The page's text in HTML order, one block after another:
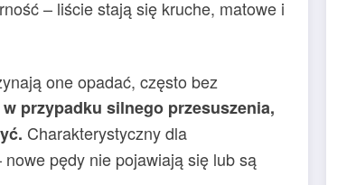
– liście stają się kruche, matowe i
one opadać, często bez
przypadku silnego przesuszenia,
Charakterystyczny dla
pędy nie pojawiają się lub są